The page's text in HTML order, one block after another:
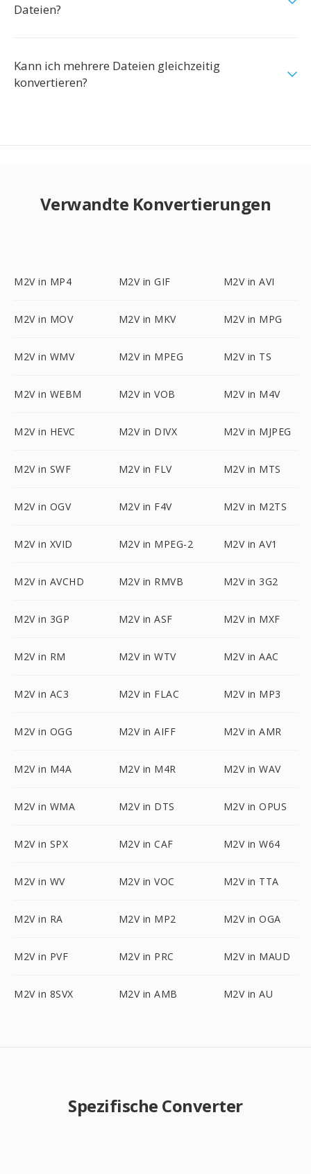
Dateien?
Kann ich mehrere Dateien gleichzeitig
konvertieren?
Verwandte Konvertierungen
M2V in MP4 M2V in GIF M2V in AVI
M2V in MOV M2V in MKV M2V in MPG
M2V in WMV M2V in MPEG M2V in TS
M2V in WEBM M2V in VOB M2V in M4V
M2V in HEVC M2V in DIVX M2V in MJPEG
M2V in SWF M2V in FLV M2V in MTS
M2V in OGV M2V in F4V M2V in M2TS
M2V in XVID M2V in MPEG-2 M2V in AV1
M2V in AVCHD M2V in RMVB M2V in 3G2
M2V in 3GP M2V in ASF M2V in MXF
M2V in RM M2V in WTV M2V in AAC
M2V in AC3 M2V in FLAC M2V in MP3
M2V in OGG M2V in AIFF M2V in AMR
M2V in M4A M2V in M4R M2V in WAV
M2V in WMA M2V in DTS M2V in OPUS
M2V in SPX M2V in CAF M2V in W64
M2V in WV M2V in VOC M2V in TTA
M2V in RA M2V in MP2 M2V in OGA
M2V in PVF M2V in PRC M2V in MAUD
M2V in 8SVX M2V in AMB M2V in AU
Spezifische Converter